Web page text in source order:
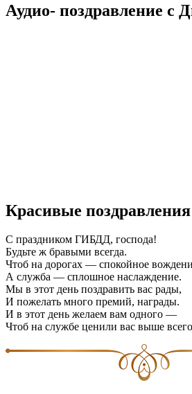
Аудио- поздравление с
Красивые
С праздником ГИБДД, господа!
Будьте ж бравыми всегда.
Чтоб на дорогах — спокойное
А служба — сплошное наслаждение.
Мы в этот день поздравить вас рады,
И пожелать много премий, награды.
И в этот день желаем вам одного —
Чтоб на службе ценили вас выше